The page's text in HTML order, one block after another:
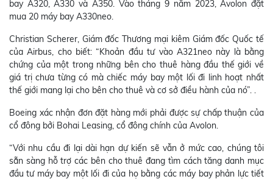
bay A320, A330 và A350. Vào tháng 9 năm 2023, Avolon đặt
mua 20 máy bay A330neo.
Christian Scherer, Giám đốc Thương mại kiêm Giám đốc Quốc tế
của Airbus, cho biết: “Khoản đầu tư vào A321neo này là bằng
chứng của một trong những bên cho thuê hàng đầu thế giới về
giá trị chưa từng có mà chiếc máy bay một lối đi linh hoạt nhất
thế giới mang lại cho bên cho thuê và cơ sở điều hành của nó”. .
Boeing xác nhận đơn đặt hàng mới phải được sự chấp thuận của
cổ đông bởi Bohai Leasing, cổ đông chính của Avolon.
“Với nhu cầu đi lại dài hạn dự kiến sẽ vẫn ở mức cao, chúng tôi
sẵn sàng hỗ trợ các bên cho thuê đang tìm cách tăng danh mục
đầu tư máy bay một lối đi của họ bằng các máy bay phản lực tiết